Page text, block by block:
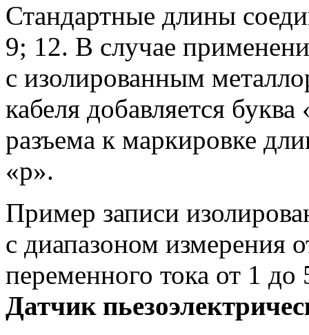
Стандартные длины
9; 12. В случае
с изолированным
кабеля добавляется
разъема к маркировке
«р».
Пример записи
с диапазоном измерения
переменного тока от 1 до
Датчик